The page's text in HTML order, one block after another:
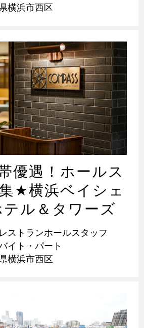
横浜市西区
優遇！ホールス
★横浜ベイシェ
ル＆タワーズ
ストランホールスタッフ
イト・パート
横浜市西区